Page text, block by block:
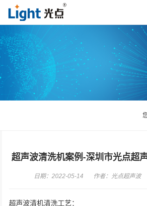
超声波清洗机案例-深圳市光点超
日期：2022-05-14 作者：光点超声波
超声波清机清洗工艺：